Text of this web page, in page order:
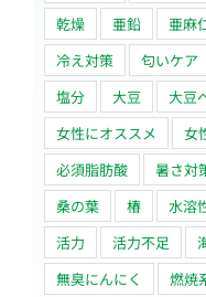
乾燥
亜鉛 亜麻
冷え対策
匂いケア
塩分
大豆 大豆
女性にオススメ
女
必須脂肪酸
暑さ対
桑の葉
椿 水溶
活力
活力不足
無臭にんにく
燃焼